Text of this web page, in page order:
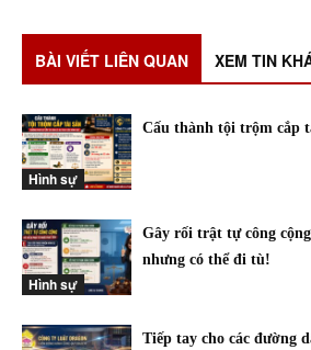
BÀI VIẾT LIÊN QUAN XEM TIN
Hình sự
Cấu thành tội trộm cắp
Hình sự
Gây rối trật tự công
nhưng có thể đi tù!
Tiếp tay cho các đường